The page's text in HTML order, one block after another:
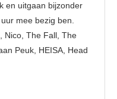
en uitgaan bijzonder
mee bezig ben.
Nico, The Fall, The
Peuk, HEISA, Head